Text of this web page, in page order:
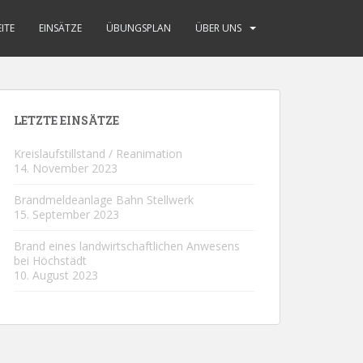
EINSÄTZE ÜBUNGSPLAN ÜBER UNS
LETZTE EINSÄTZE
Kreislaufstillstand / Reanimation
14. November 2023
Brandmeldeanlage Bahn Stellwerk
15. September 2023
Brand eines landwirtschaftlichen Anwesens
bei Höchstädt
10. August 2023